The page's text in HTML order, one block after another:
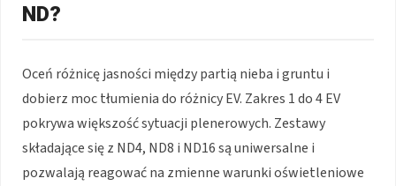
ND?
Oceń różnicę jasności między partią nieba i gruntu i
dobierz moc tłumienia do różnicy EV. Zakres 1 do 4 EV
pokrywa większość sytuacji plenerowych. Zestawy
składające się z ND4, ND8 i ND16 są uniwersalne i
pozwalają reagować na zmienne warunki oświetleniowe